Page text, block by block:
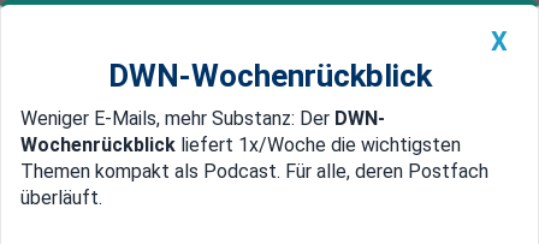
Newsticker MEIN DWN: Geldanlage Premium
Edelmetalle DWN-Magazin China
X
DWN-Wochenrückblick
Weniger E-Mails, mehr Substanz: Der DWN-
Wochenrückblick liefert 1x/Woche die wichtigsten
Themen kompakt als Podcast. Für alle, deren Postfach
überläuft.